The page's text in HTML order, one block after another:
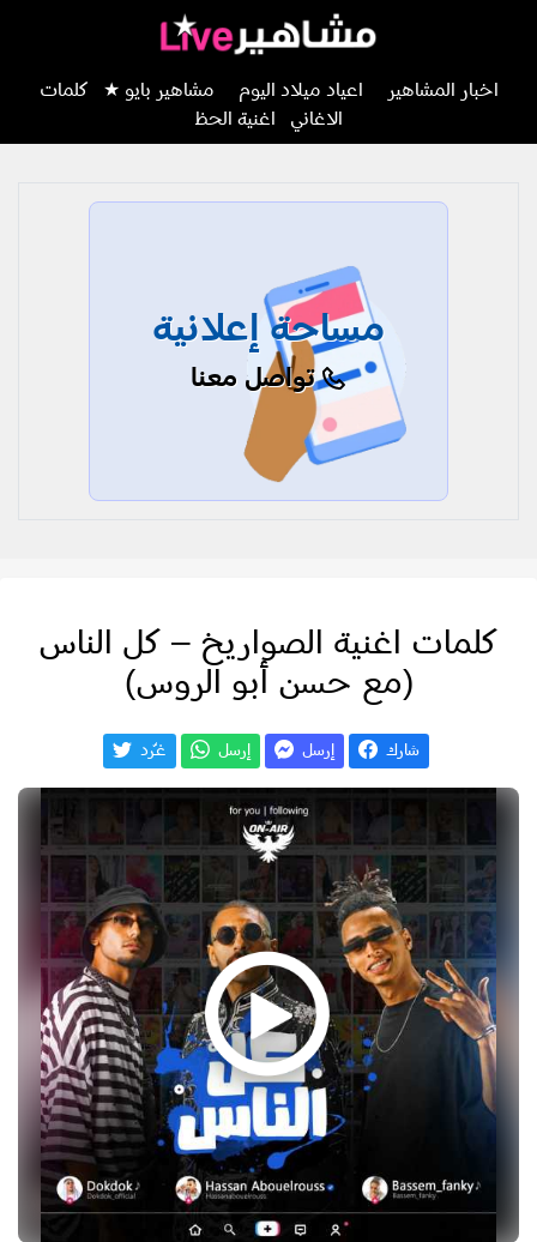
اخبار المشاهير اعياد ميلاد اليوم مشاهير بايو ★
كلمات
الاغاني
اغنية الحظ
مساحة إعلانية
تواصل معنا
كلمات اغنية الصواريخ – كل الناس
(مع حسن أبو الروس)
شارك إرسل إرسل غـّرد